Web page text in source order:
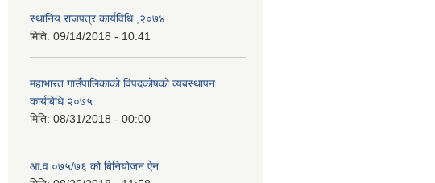
स्थानिय राजपत्र कार्यविधि ,२०७४
मिति: 09/14/2018 - 10:41
महाभारत गाउँपालिकाको विपदकोषको व्यबस्थापन
कार्यबिधि २०७५
मिति: 08/31/2018 - 00:00
आ.व ०७५/७६ को बिनियोजन ऐन